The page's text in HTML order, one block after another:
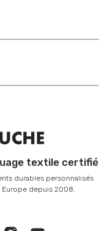
textile certifié
durables personnalisés
Europe depuis 2008.